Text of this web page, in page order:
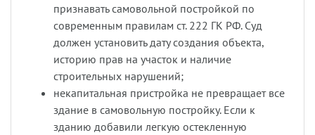
признавать самовольной постройкой по
современным правилам ст. 222 ГК РФ. Суд
должен установить дату создания объекта,
историю прав на участок и наличие
строительных нарушений;
некапитальная пристройка не превращает все
здание в самовольную постройку. Если к
зданию добавили легкую остекленную